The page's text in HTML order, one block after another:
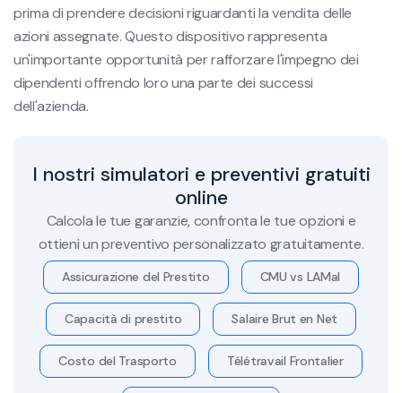
prima di prendere decisioni riguardanti la vendita delle
azioni assegnate. Questo dispositivo rappresenta
un'importante opportunità per rafforzare l'impegno dei
dipendenti offrendo loro una parte dei successi
dell'azienda.
I nostri simulatori e preventivi gratuiti
online
Calcola le tue garanzie, confronta le tue opzioni e
ottieni un preventivo personalizzato gratuitamente.
Assicurazione del Prestito CMU vs LAMal
Capacità di prestito Salaire Brut en Net
Costo del Trasporto Télétravail Frontalier